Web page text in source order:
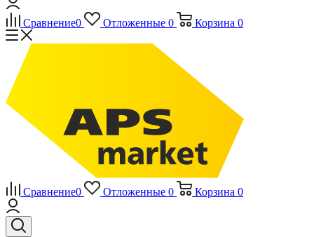
Сравнение0 Отложенные 0 Корзина 0
Сравнение0 Отложенные 0 Корзина 0